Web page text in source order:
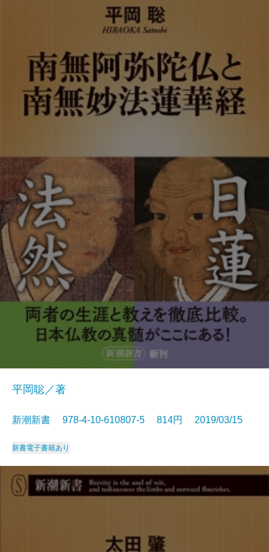
平岡聡／著
新潮新書 978-4-10-610807-5 814円 2019/03/15
新書電子書籍あり